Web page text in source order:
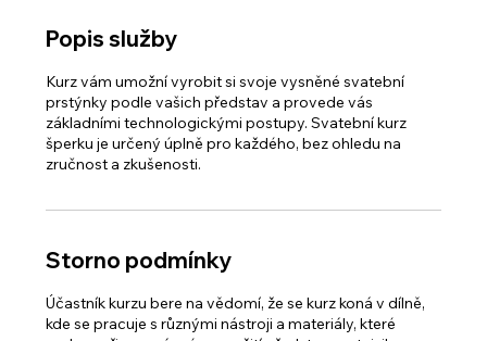
Popis služby
Kurz vám umožní vyrobit si svoje vysněné svatební
prstýnky podle vašich představ a provede vás
základními technologickými postupy. Svatební kurz
šperku je určený úplně pro každého, bez ohledu na
zručnost a zkušenosti.
Storno podmínky
Účastník kurzu bere na vědomí, že se kurz koná v dílně,
kde se pracuje s různými nástroji a materiály, které